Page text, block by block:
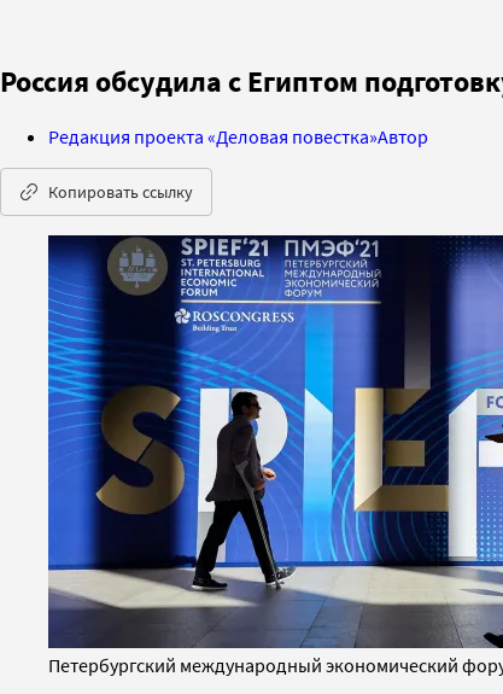
Россия обсудила с Египтом
Редакция проекта «Деловая повестка»Автор
Копировать ссылку
Петербургский международный экономический